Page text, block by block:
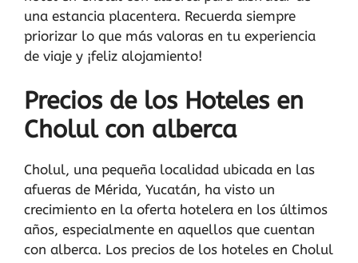
una estancia placentera. Recuerda siempre
priorizar lo que más valoras en tu experiencia
de viaje y ¡feliz alojamiento!
Precios de los Hoteles en
Cholul con alberca
Cholul, una pequeña localidad ubicada en las
afueras de Mérida, Yucatán, ha visto un
crecimiento en la oferta hotelera en los últimos
años, especialmente en aquellos que cuentan
con alberca. Los precios de los hoteles en Cholul